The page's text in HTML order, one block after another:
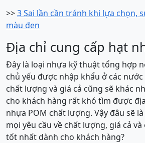
>>3 Sai lần cần tránh khi lựa chọn,
màu đen
Địa chỉ cung cấp hạt
Đây là loại nhựa kỹ thuật tổng hợp
chủ yếu được nhập khẩu ở các
chất lượng và giá cả cũng sẽ khác
cho khách hàng rất khó tìm được
nhựa POM chất lượng. Vậy đâu sẽ
mọi yêu cầu về chất lượng, giá cả
tốt nhất dành cho khách hàng?